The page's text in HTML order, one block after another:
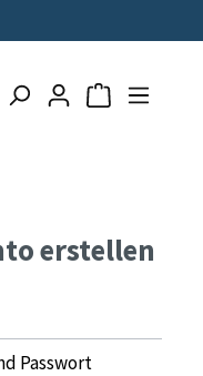
Warenkorb
erstellen
Passwort